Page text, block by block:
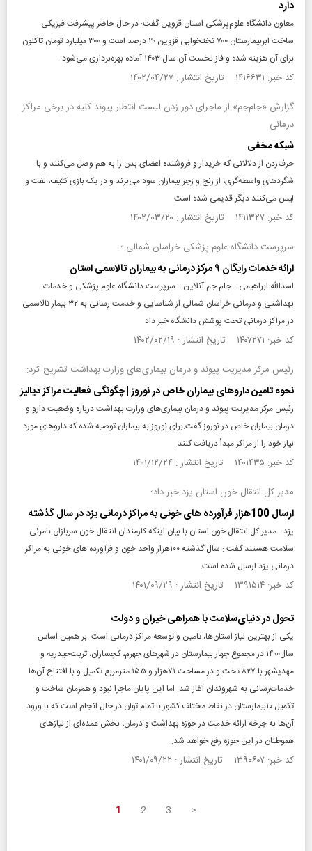
دارد‌
معاون‌ دانشگاه علوم‌پزشکی استان قزوین گفت: در حال حاضر پیشرفت فیزیکی
ساخت ابربیمارستان ۷۰۰ تختخوابی قزوین ۲۰ درصد است و ۳۰۰ میلیارد تومان تاکنون
برای آن هزینه شده و فاز نخست آن سال ۱۴۰۳ آماده بهره‌برداری می‌شود.
کد خبر: ۱۴۱۶۶۳۱ تاریخ انتشار : ۱۴۰۲/۰۴/۲۷
گزارش «جام‌جم» از ماجرای دور زدن لیست انتظار پیوند کلیه در برخی مراکز
درمانی
شبکه مخفی
حرف‌زدن از دلالانی که خریدار و فروشنده اعضای بدن را به هم وصل می‌کنند و با
شگردهای واسطه‌گری، از رنج و زجر بیماران سود می‌برند و در یک بازی کثیف، لفت و
لیس می‌کنند دیگر قدیمی شده است.
کد خبر: ۱۴۱۱۳۲۷ تاریخ انتشار : ۱۴۰۲/۰۳/۲۰
سرپرست دانشگاه علوم پزشکی خراسان شمالی ؛
ارائه خدمات رایگان ۹ مرکز درمانی به بیماران تالاسمی استان
اسدالله ابراهیمی ـ جام جم آنلاین ـ سرپرست دانشگاه علوم پزشکی و خدمات
بهداشتی و درمانی خراسان شمالی از شناسایی و خدمت رسانی به ۳۲ بیمار تالاسمی
در مراکز درمانی تحت پوشش دانشگاه خبر داد
کد خبر: ۱۴۰۷۲۷۱ تاریخ انتشار : ۱۴۰۲/۰۲/۱۹
رئیس مرکز مدیریت پیوند و درمان بیماری‌های وزارت بهداشت تشریح کرد:
نحوه تامین داروهای بیماران خاص در نوروز | چگونگی فعالیت مراکز دیالیز
رئیس مرکز مدیریت پیوند و درمان بیماری‌های وزارت بهداشت درباره وضعیت دارو و
درمان بیماران خاص در نوروز گفت:برای نوروز به بیماران توصیه شده که داروهای مورد
نیاز خود را از مراکز مبدأ دریافت کنند.
کد خبر: ۱۴۰۱۴۳۵ تاریخ انتشار : ۱۴۰۱/۱۲/۲۴
مدیر کل انتقال خون استان یزد خبر داد؛
ارسال 100هزار فرآورده های خونی به مراکز درمانی یزد در سال گذشته
یزد - مدیر کل انتقال خون استان با بیان اینکه کارمندان انتقال خون سربازان نامرئی
سلامت هستند گفت : سال گذشته ۱۰۰هزار واحد خون و فرآورده های خونی به مراکز
درمانی یزد ارسال شده است.
کد خبر: ۱۳۹۱۵۱۴ تاریخ انتشار : ۱۴۰۱/۰۹/۲۹
تحول در دنیای‌سلامت با همراهی خیران و دولت
یکی از بهترین نیاز استان‌ها، تامین و توسعه مراکز درمانی است. بر همین اساس
سال۱۴۰۰ در مجموع چهار بیمارستان در شهر‌های جهرم، گچساران، تربت‌حیدریه و
مهدیشهر با ۸۲۷ تخت و در مساحت ۷۱هزار و ۱۵۵ مترمربع تکمیل و با افتتاح آن‌ها
خدمات‌رسانی به شهروندان آغاز شد. اما این پایان ماجرا نبود و همزمان ساخت و
تکمیل ۱۰بیمارستان در نقاط مختلف کشور با تمام توان در حال انجام است که با ورود
آن‌ها به چرخه ارائه خدمت در حوزه بهداشت و درمان، بخش عمده‌ای از نیاز‌های
هموطنان در این حوزه رفع خواهد شد.
کد خبر: ۱۳۹۰۶۰۷ تاریخ انتشار : ۱۴۰۱/۰۹/۲۲
1 2 3 >